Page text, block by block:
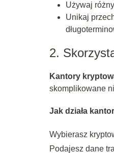
Używaj
Unikaj
2.
Kantory
skomplikowane
Jak działa
Wybierasz
Podajesz dane